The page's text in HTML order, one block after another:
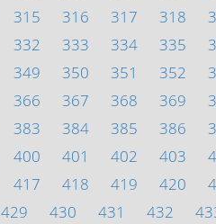
315 316 317 318
332 333 334 335
349 350 351 352
366 367 368 369
383 384 385 386
400 401 402 403
417 418 419 420
429
430 431 432